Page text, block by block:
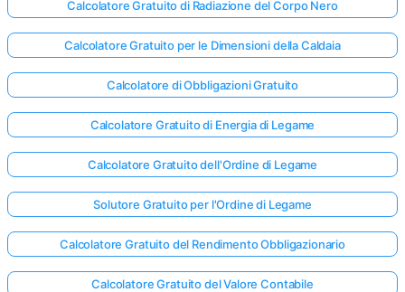
Calcolatore Gratuito di Radiazione del Corpo Nero
Calcolatore Gratuito per le Dimensioni della Caldaia
Calcolatore di Obbligazioni Gratuito
Calcolatore Gratuito di Energia di Legame
Calcolatore Gratuito dell'Ordine di Legame
Solutore Gratuito per l'Ordine di Legame
Calcolatore Gratuito del Rendimento Obbligazionario
Calcolatore Gratuito del Valore Contabile